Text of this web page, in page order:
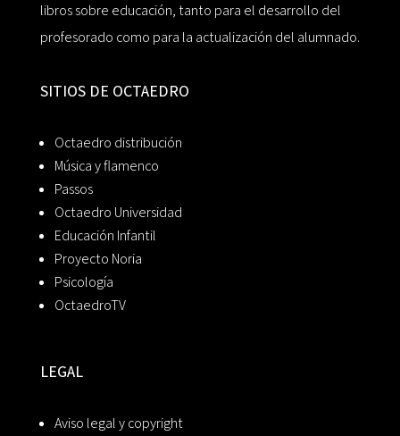
libros sobre educación, tanto para el desarrollo del
profesorado como para la actualización del alumnado.
SITIOS DE OCTAEDRO
Octaedro distribución
Música y flamenco
Passos
Octaedro Universidad
Educación Infantil
Proyecto Noria
Psicología
OctaedroTV
LEGAL
Aviso legal y copyright